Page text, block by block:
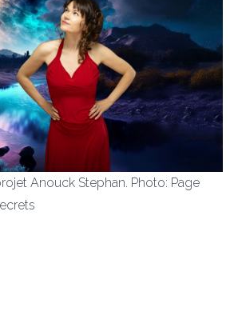
Anouck Stephan. Photo: Page